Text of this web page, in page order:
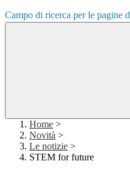
Campo di ricerca per le pagine
Home >
Novità >
Le notizie >
STEM for future